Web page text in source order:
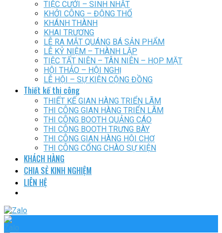
TIỆC CƯỚI – SINH NHẬT
KHỞI CÔNG – ĐỘNG THỔ
KHÁNH THÀNH
KHAI TRƯƠNG
LỄ RA MẮT QUÁNG BÁ SẢN PHẨM
LỄ KỶ NIỆM – THÀNH LẬP
TIỆC TẤT NIÊN – TÂN NIÊN – HỌP MẶT
HỘI THẢO – HỘI NGHỊ
LỄ HỘI – SỰ KIỆN CỘNG ĐỒNG
Thiết kế thi công
THIẾT KẾ GIAN HÀNG TRIỂN LÃM
THI CÔNG GIAN HÀNG TRIỂN LÃM
THI CÔNG BOOTH QUẢNG CÁO
THI CÔNG BOOTH TRƯNG BÀY
THI CÔNG GIAN HÀNG HỘI CHỢ
THI CÔNG CỔNG CHÀO SỰ KIỆN
KHÁCH HÀNG
CHIA SẺ KINH NGHIỆM
LIÊN HỆ